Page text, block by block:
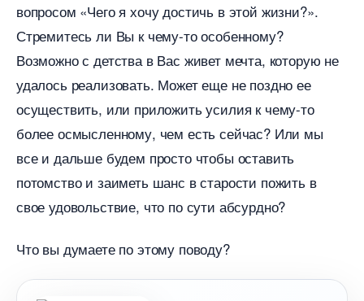
опросом «Чего я хочу достичь в этой жизни?».
Стремитесь ли Вы к чему-то особенному?
озможно с детства в Вас живет мечта, которую не
удалось реализовать. Может еще не поздно ее
осуществить, или приложить усилия к чему-то
олее осмысленному, чем есть сейчас? Или мы
се и дальше будем просто чтобы оставить
потомство и заиметь шанс в старости пожить
свое удовольствие, что по сути абсурдно?
Что вы думаете по этому поводу?